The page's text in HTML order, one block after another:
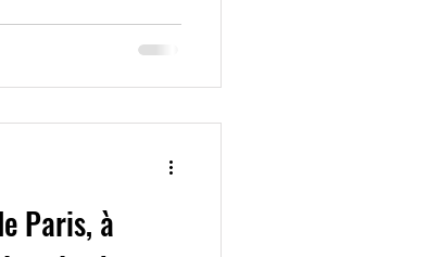
Paris, à